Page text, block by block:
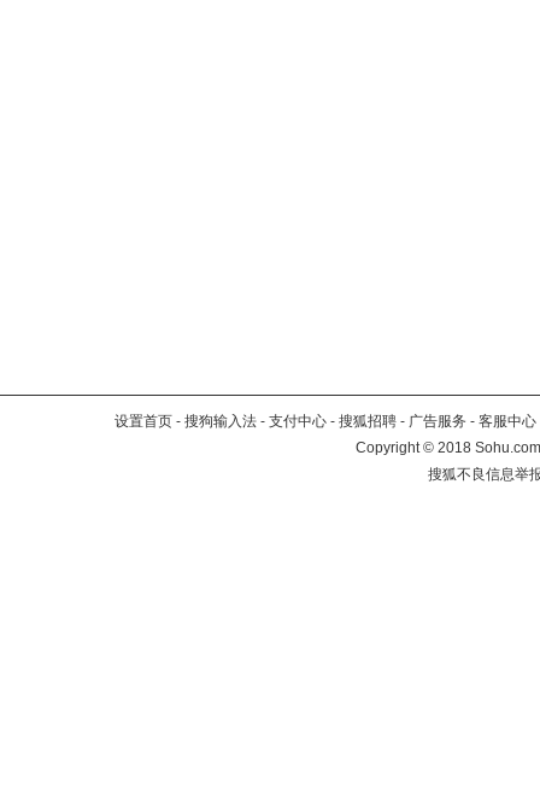
设置首页 - 搜狗输入法 - 支付中心 - 搜狐招聘 - 广告服务 - 客服中心
Copyright©2018
搜狐不良信息举